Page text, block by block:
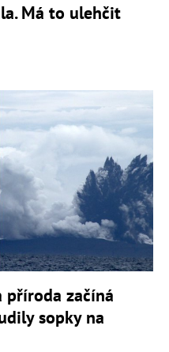
Má to ulehčit
příroda začíná
sopky na